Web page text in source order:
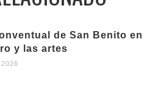
de San Benito en
y las artes